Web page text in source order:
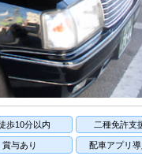
歩10分以内 二種免許支
賞与あり 配車アプリ